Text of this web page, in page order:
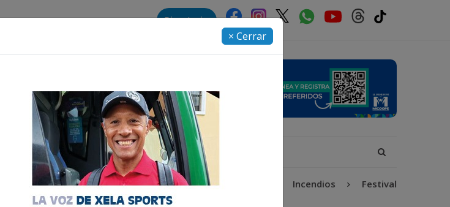
× Cerrar
Directorio
Contáctanos LA VOZ 25
y Adolescencia Estafa Protección Infantil Incendios Festival de Bandas 2026